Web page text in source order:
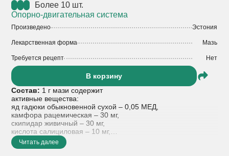
Более 10 шт.
Опорно-двигательная система
Произведено Эстония
Лекарственная форма Мазь
Требуется рецепт Нет
В корзину
Состав: 1 г мази содержит
активные вещества:
яд гадюки обыкновенной сухой – 0,05 МЕД,
камфора рацемическая – 30 мг,
скипидар живичный – 30 мг,
кислота салициловая – 10 мг,
вспомогательные вещества: вазелин, спирт
цетостеариловый, парафин твердый, натрия
Читать далее